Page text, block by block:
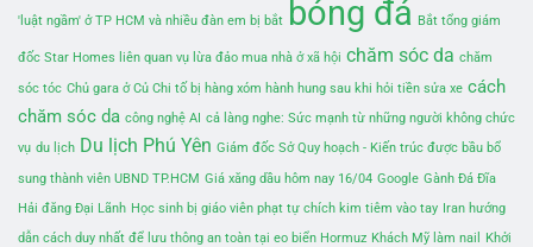
'luật ngầm' ở TP HCM và nhiều đàn em bị bắt bóng đá Bắt tổng giám
đốc Star Homes liên quan vụ lừa đảo mua nhà ở xã hội chăm sóc da chăm
sóc tóc Chủ gara ở Củ Chi tố bị hàng xóm hành hung sau khi hỏi tiền sửa xe cách
chăm sóc da công nghệ AI cả làng nghe: Sức mạnh từ những người không chức
vụ du lịch Du lịch Phú Yên Giám đốc Sở Quy hoạch - Kiến trúc được bầu bổ
sung thành viên UBND TP.HCM Giá xăng dầu hôm nay 16/04 Google Gành Đá Đĩa
Hải đăng Đại Lãnh Học sinh bị giáo viên phạt tự chích kim tiêm vào tay Iran hướng
dẫn cách duy nhất để lưu thông an toàn tại eo biển Hormuz Khách Mỹ làm nail Khởi